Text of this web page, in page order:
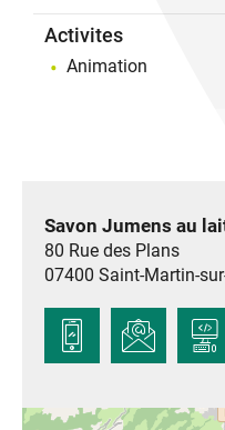
Activites
Animation
Savon Jumens au
80 Rue des Plans
07400 Saint-Martin-